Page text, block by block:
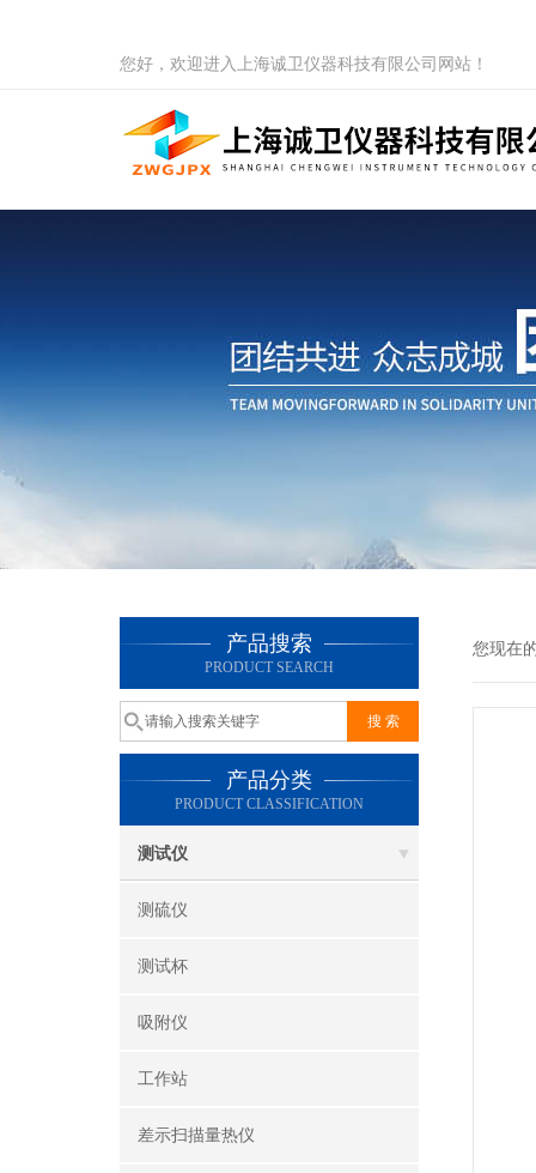
您好，欢迎进入上海诚卫仪器科技有限公司网站！
产品搜索
PRODUCT SEARCH
产品分类
PRODUCT CLASSIFICATION
测试仪
测硫仪
测试杯
吸附仪
工作站
差示扫描量热仪
您现在